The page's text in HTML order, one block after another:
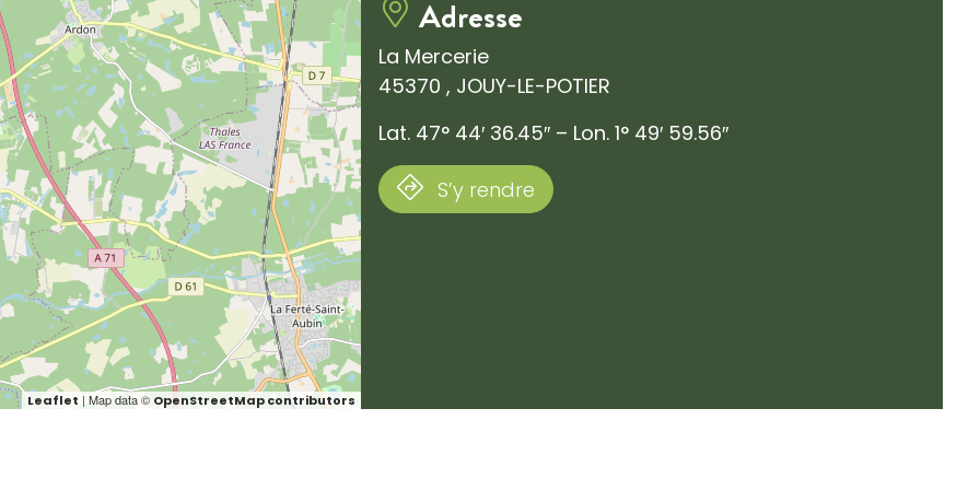
Leaflet | Map data © OpenStreetMap contributors
Adresse
La Mercerie
45370 , JOUY-LE-POTIER
Lat. 47° 44′ 36.45″ – Lon. 1° 49′ 59.56″
S’y rendre